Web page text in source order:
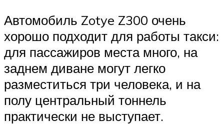
Автомобиль Zotye Z300 очень
хорошо подходит для работы такси:
для пассажиров места много, на
заднем диване могут легко
разместиться три человека, и на
полу центральный тоннель
практически не выступает.